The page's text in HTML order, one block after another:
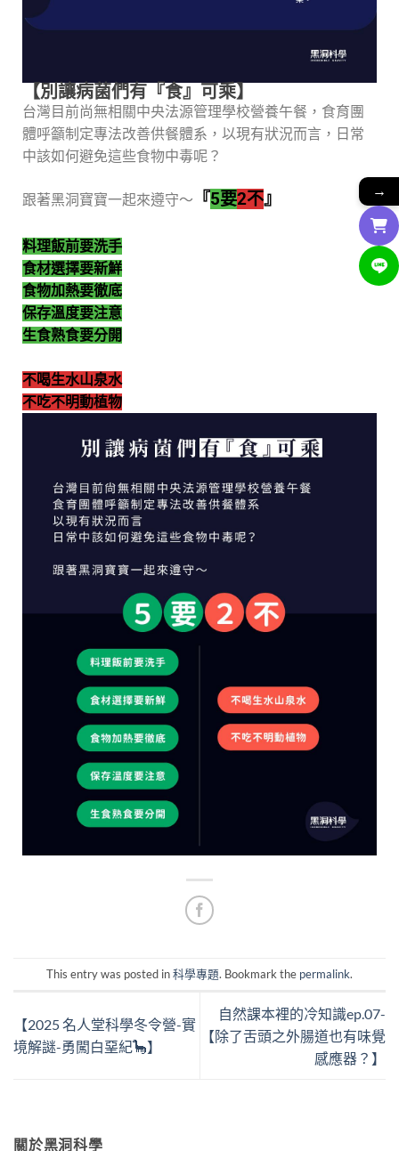
【別讓病菌們有『食』可乘】
台灣目前尚無相關中央法源管理學校營養午餐，食育團
體呼籲制定專法改善供餐體系，以現有狀況而言，日常
中該如何避免這些食物中毒呢？
跟著黑洞寶寶一起來遵守～ 『5要2不』
料理飯前要洗手
食材選擇要新鮮
食物加熱要徹底
保存溫度要注意
生食熟食要分開
不喝生水山泉水
不吃不明動植物
This entry was posted in科學專題. Bookmark the permalink.
【2025 名人堂科學冬令營-實
境解謎-勇闖白堊紀🦕】
自然課本裡的冷知識ep.07-
【除了舌頭之外腸道也有味覺
感應器？】
關於黑洞科學
→